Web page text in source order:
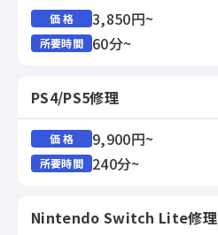
価 格 3,850円~
所要時間 60分~
PS4/PS5修理
価 格 9,900円~
所要時間 240分~
Nintendo Switch Lite修理